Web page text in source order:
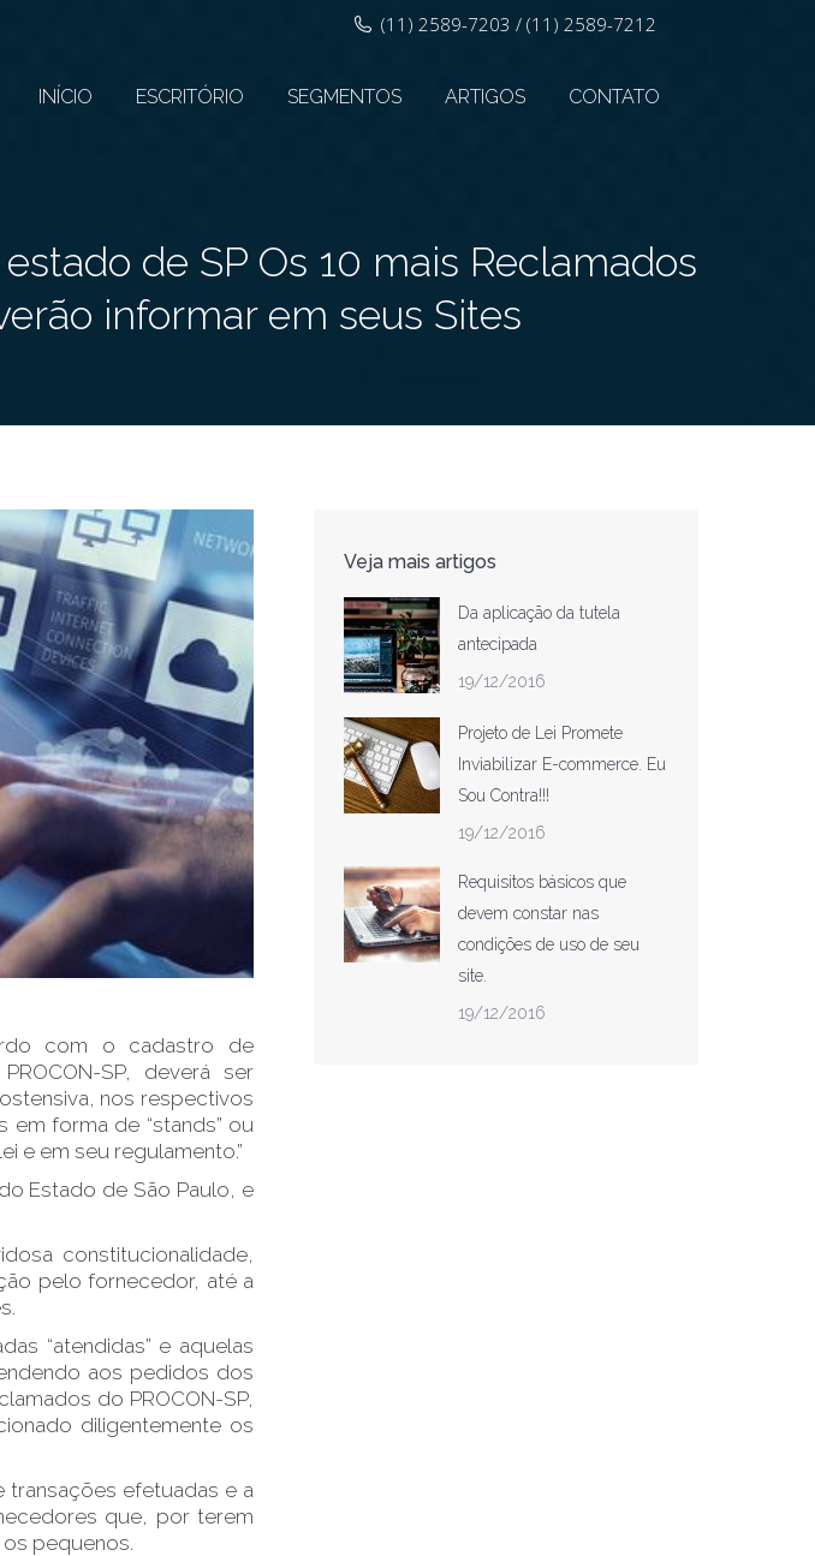
(11) 2589-7203 / (11) 2589-7212
INÍCIO ESCRITÓRIO SEGMENTOS ARTIGOS CONTATO
de SP Os 10 mais Reclamados
informar em seus Sites
com o cadastro de
SP, deverá ser
nos respectivos
em forma de “stands” ou
e em seu regulamento.”
Estado de São Paulo, e
constitucionalidade,
pelo fornecedor, até a
“atendidas” e aquelas
aos pedidos dos
do PROCON-SP,
diligentemente os
transações efetuadas e a
que, por terem
pequenos.
Veja mais artigos
Da aplicação da tutela
antecipada
19/12/2016
Projeto de Lei Promete
Inviabilizar E-commerce. Eu
Sou Contra!!!
19/12/2016
Requisitos básicos que
devem constar nas
condições de uso de seu
site.
19/12/2016